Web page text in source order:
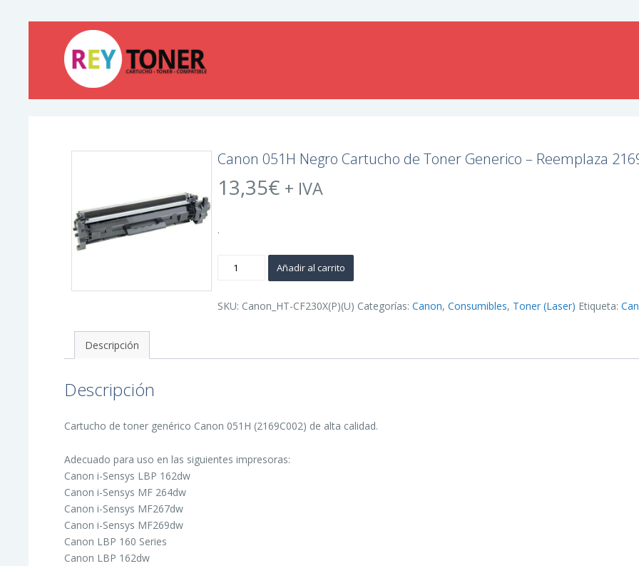
Canon 051H Negro Cartucho de Toner Generico – Reemplaza
13,35€ + IVA
.
051H
Toner
cantidad
Añadir al carrito
SKU: Canon_HT-CF230X(P)(U) Categorías:Canon,Consumibles, Toner (Laser) Etiqueta:
Descripción
Descripción
Cartucho de toner genérico Canon 051H (2169C002) de alta calidad.
Adecuado para uso en las siguientes impresoras:
Canon i-Sensys LBP 162dw
Canon i-Sensys MF 264dw
Canon i-Sensys MF267dw
Canon i-Sensys MF269dw
Canon LBP 160 Series
Canon LBP 162dw